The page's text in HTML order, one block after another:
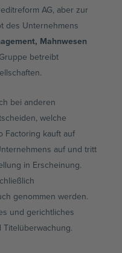
AG, aber zur
des Unternehmens
Mahnwesen
betreibt
bei anderen
welche
Factoring kauft auf
auf und tritt
in Erscheinung.
genommen werden.
und gerichtliches